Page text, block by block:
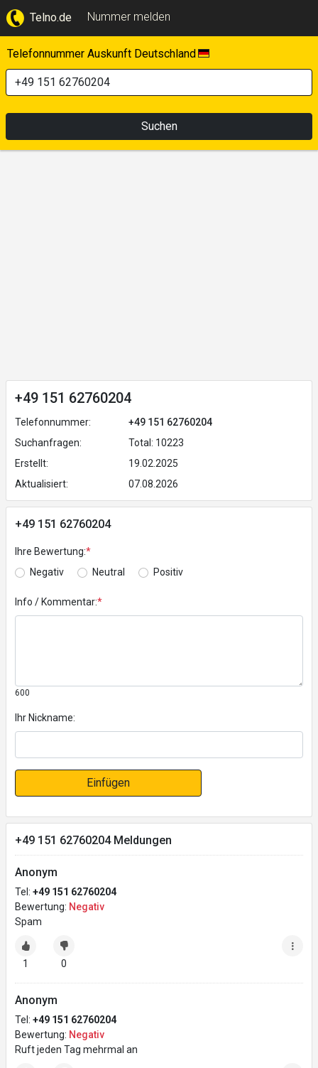
Telno.de Nummer melden
Telefonnummer Auskunft Deutschland
Suchen
+49 151 62760204
Telefonnummer:
+49 151 62760204
Suchanfragen:
Total: 10223
Erstellt:
19.02.2025
Aktualisiert:
07.08.2026
+49 151 62760204
Ihre Bewertung:*
Negativ
Neutral Positiv
Info / Kommentar:*
600
Ihr Nickname:
Einfügen
+49 151 62760204 Meldungen
Anonym
Tel: +49 151 62760204
Bewertung: Negativ
Spam
1 0
Anonym
Tel: +49 151 62760204
Bewertung: Negativ
Ruft jeden Tag mehrmal an